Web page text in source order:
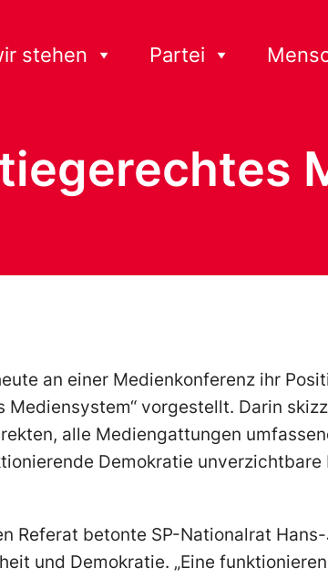
stehen Partei
an einer Medienkonferenz ihr
vorgestellt. Darin
alle Mediengattungen
Demokratie unverzichtbare
Referat betonte SP-Nationalrat
und Demokratie. „Eine